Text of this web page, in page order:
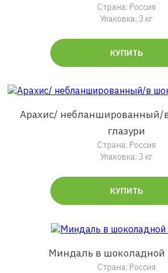
Страна: Россия
Упаковка: 3 кг
КУПИТЬ
Арахис/ небланшированный/
глазури
Страна: Россия
Упаковка: 3 кг
КУПИТЬ
Миндаль в шоколадной
Страна: Россия